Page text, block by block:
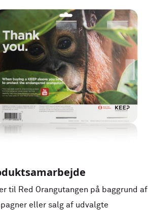
til Red Orangutangen på baggrund af
eller salg af udvalgte